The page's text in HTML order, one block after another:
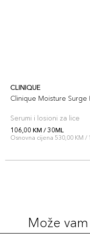
CLINIQUE
Clinique Moisture Surge
Serumi i losioni za lice
106,00 KM / 30ML
Osnovna cijena 530,00 KM /
Može